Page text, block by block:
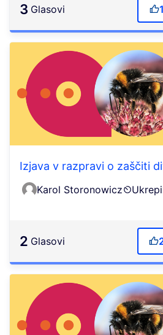
3 Glasovi 1
Izjava v razpravi o zaščiti
Karol Storonowicz Ukrepi
2 Glasovi